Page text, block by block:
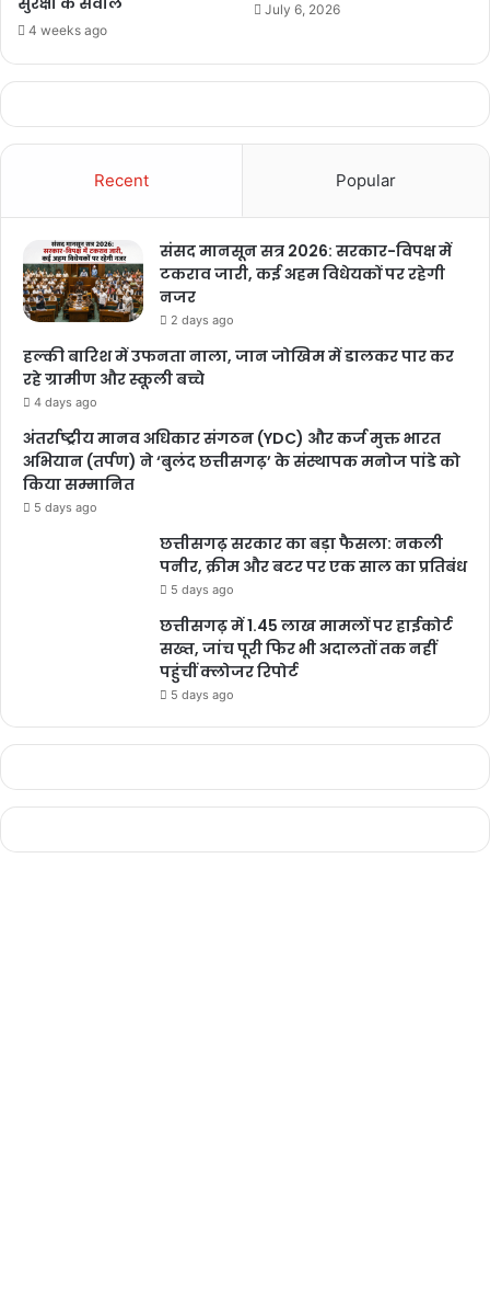
दुनिया भर में शुक्रवार को माइक्रोसॉफ्ट सिक्योरिटी सिस्टम में तकनीकी खराबी का
असर कई एयरलाइन्स पर पड़ा। इसकी वजह से भारत समेत दुनिया के कई देशों के
विमान एयरपोर्ट पर ही खड़े रह गए।
मुंबई के अंधेरी में इंटरनेशनल एयरपोर्ट पर माइक्रोसॉफ्ट की क्लाउड सर्विस में
गड़बड़ी के चलते हुई अव्यवस्था का असर रेलवे स्टेशन पर भी दिखाई दिया था।
इधर नई दिल्ली के रेलवे स्टेशन पर भी लोगों की भीड़ इकट्ठा हो गई। हैदराबाद
Vanshika Pandey
4 weeks ago
July 6, 2026
Recent Popular
संसद मानसून सत्र 2026: सरकार-विपक्ष में
टकराव जारी, कई अहम विधेयकों पर रहेगी
नजर
2 days ago
हल्की बारिश में उफनता नाला, जान जोखिम में डालकर पार कर
रहे ग्रामीण और स्कूली बच्चे
4 days ago
अंतर्राष्ट्रीय मानव अधिकार संगठन (YDC) और कर्ज मुक्त भारत
अभियान (तर्पण) ने ‘बुलंद छत्तीसगढ़’ के संस्थापक मनोज पांडे को
किया सम्मानित
5 days ago
छत्तीसगढ़ सरकार का बड़ा फैसला: नकली
पनीर, क्रीम और बटर पर एक साल का प्रतिबंध
5 days ago
छत्तीसगढ़ में 1.45 लाख मामलों पर हाईकोर्ट
सख्त, जांच पूरी फिर भी अदालतों तक नहीं
पहुंचीं क्लोजर रिपोर्ट
5 days ago